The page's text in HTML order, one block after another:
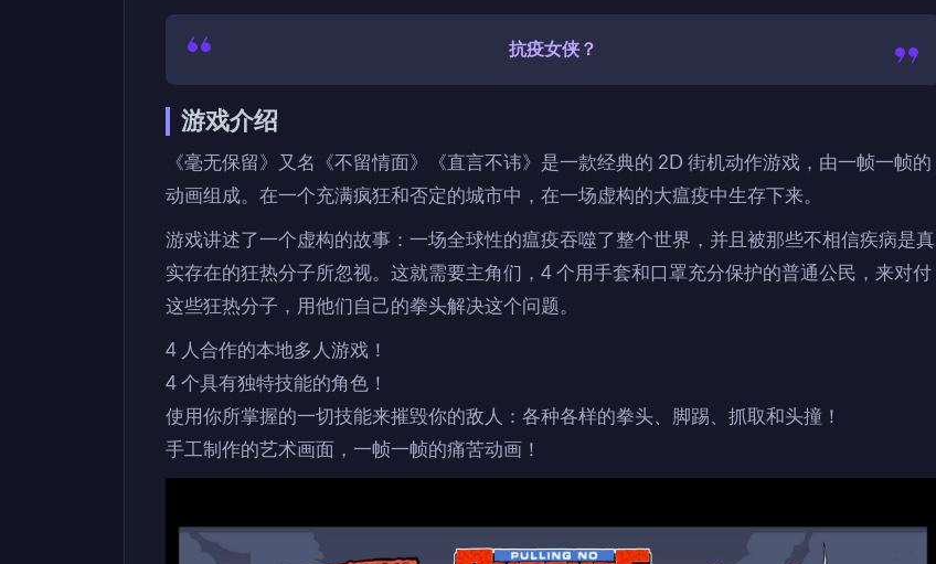
抗疫女侠？
游戏介绍
《毫无保留》又名《不留情面》《直言不讳》是一款经典的 2D 街机动作游戏，由一帧一帧的
动画组成。在一个充满疯狂和否定的城市中，在一场虚构的大瘟疫中生存下来。
游戏讲述了一个虚构的故事：一场全球性的瘟疫吞噬了整个世界，并且被那些不相信疾病是真
实存在的狂热分子所忽视。这就需要主角们，4 个用手套和口罩充分保护的普通公民，来对付
这些狂热分子，用他们自己的拳头解决这个问题。
4 人合作的本地多人游戏！
4 个具有独特技能的角色！
使用你所掌握的一切技能来摧毁你的敌人：各种各样的拳头、脚踢、抓取和头撞！
手工制作的艺术画面，一帧一帧的痛苦动画！